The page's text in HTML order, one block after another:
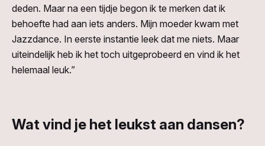
deden. Maar na een tijdje begon ik te merken dat ik
behoefte had aan iets anders. Mijn moeder kwam met
Jazzdance. In eerste instantie leek dat me niets. Maar
uiteindelijk heb ik het toch uitgeprobeerd en vind ik het
helemaal leuk.”
Wat vind je het leukst aan dansen?